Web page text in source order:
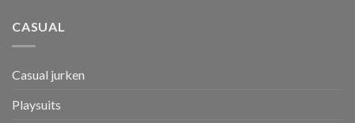
CASUAL
Casual jurken
Playsuits